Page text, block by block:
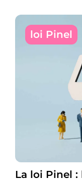
loi Pinel
La loi Pinel